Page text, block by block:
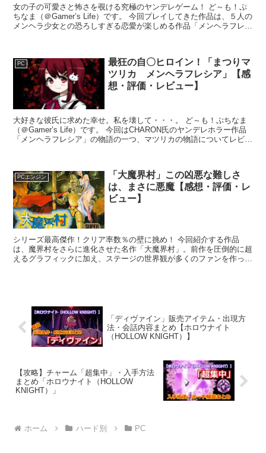
女の子の可愛さと怖さを覗ける究極のヤンデレゲーム！ ど～も！ぷ
ちなま（＠Gamer’s Life）です。 今回プレイしてきた作品は、５人の
メンヘラ少女との恐ろしすぎる恋愛が楽しめる作品「メンヘラフレシ
PC
最狂の自〇ヒロイン！「まつりマ
ツリカ メンヘラフレシア」【感
想・評価・レビュー】
大好きな彼氏に求めた幸せ。私を壊して・・・。 ど～も！ぷちなま
（＠Gamer’s Life）です。 今回はCHARON氏のヤンデレホラー作品
「メンヘラフレシア」の物語の一つ、マツリカの物語についてレビュ
PCエンジン
「大魔界村」この凶悪な難しさ
は、まさに悪魔【感想・評価・レ
ビュー】
シリーズ最高傑作！クリア率数％の壁に挑め！ 今回紹介する作品
は、魔界村をさらに進化させた名作「大魔界村」。前作を圧倒的に超
えるグラフィックに加え、ステージの世界観が多くのファンを作った
「ディヴァイン」販売アイテム・出現方
法・会話内容まとめ【ホロウナイト
（HOLLOW KNIGHT）】
【攻略】チャーム「超集中」・入手方法
まとめ「ホロウナイト（HOLLOW
KNIGHT）」
ホーム ハード別 PC